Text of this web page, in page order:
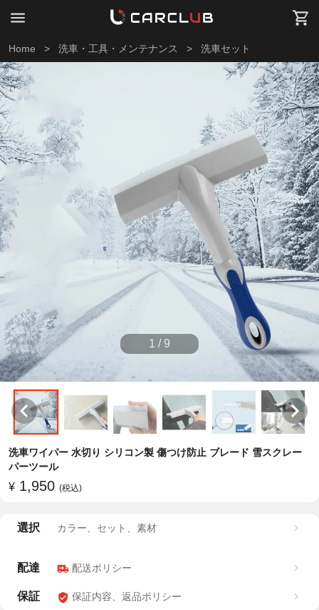
Home > 洗車・工具・メンテナンス > 洗車セット
1 / 9
洗車ワイパー 水切り シリコン製 傷つけ防止 ブレード 雪スクレー
パーツール
¥ 1,950 (税込)
選択 カラー、セット、素材
配達 配送ポリシー
保証 保証内容、返品ポリシー